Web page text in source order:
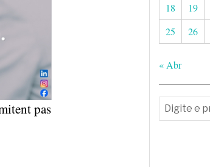
pas
18
19
25
26
« Abr